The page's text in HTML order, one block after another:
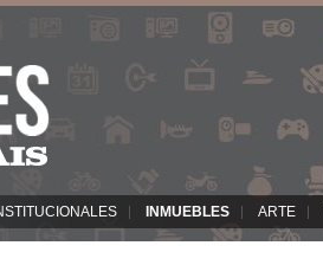
INMUEBLES ARTE